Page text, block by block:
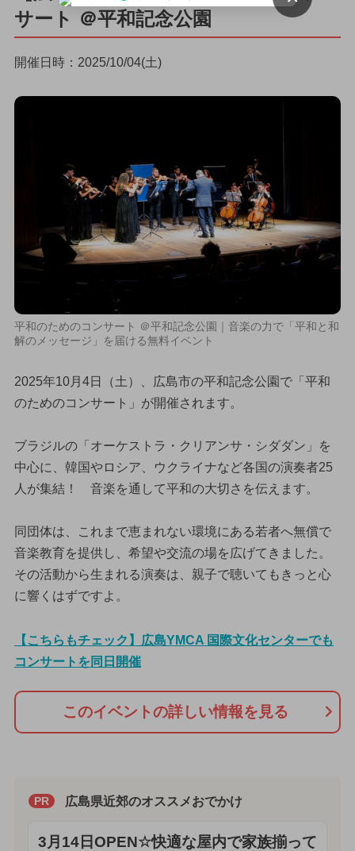
サート ＠平和記念公園
開催日時：2025/10/04(土)
平和のためのコンサート ＠平和記念公園｜音楽の力で「平和と和
解のメッセージ」を届ける無料イベント
2025年10月4日（土）、広島市の平和記念公園で「平和
のためのコンサート」が開催されます。
ブラジルの「オーケストラ・クリアンサ・シダダン」を
中心に、韓国やロシア、ウクライナなど各国の演奏者25
人が集結！ 音楽を通して平和の大切さを伝えます。
同団体は、これまで恵まれない環境にある若者へ無償で
音楽教育を提供し、希望や交流の場を広げてきました。
その活動から生まれる演奏は、親子で聴いてもきっと心
に響くはずですよ。
【こちらもチェック】広島YMCA 国際文化センターでも
コンサートを同日開催
このイベントの詳しい情報を見る
PR 広島県近郊のオススメおでかけ
3月14日OPEN☆快適な屋内で家族揃って